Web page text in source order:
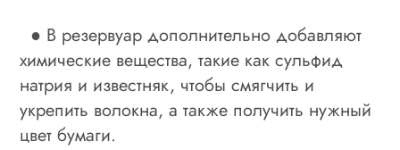
● В резервуар дополнительно добавляют
химические вещества, такие как сульфид
натрия и известняк, чтобы смягчить и
укрепить волокна, а также получить нужный
цвет бумаги.